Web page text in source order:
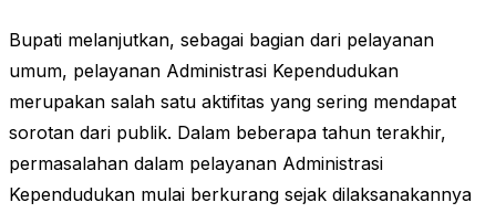
Bupati melanjutkan, sebagai bagian dari pelayanan
umum, pelayanan Administrasi Kependudukan
merupakan salah satu aktifitas yang sering mendapat
sorotan dari publik. Dalam beberapa tahun terakhir,
permasalahan dalam pelayanan Administrasi
Kependudukan mulai berkurang sejak dilaksanakannya